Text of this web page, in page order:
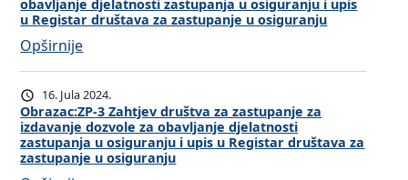
-
7
Z
a
h
t
j
e
z
c
Z
P
-
6
obavljanje djelatnosti zastupanja u osiguranju i upis
u Registar društava za zastupanje u osiguranju
Opširnije:
O
b
r
a
z
16. Jula 2024.
Obrazac:ZP-3 Zahtjev društva za zastupanje za
izdavanje dozvole za obavljanje djelatnosti
zastupanja u osiguranju i upis u Registar društava za
zastupanje u osiguranju